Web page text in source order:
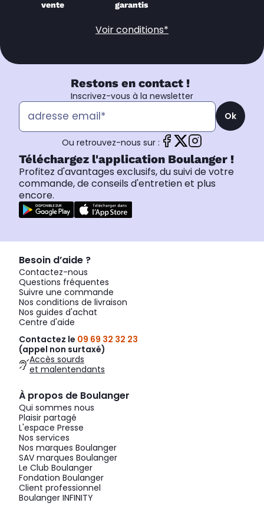
vente
garantis
Voir conditions*
Restons en contact !
Inscrivez-vous à la newsletter
Ok
Ou retrouvez-nous sur :
Téléchargez l'application Boulanger !
Profitez d'avantages exclusifs, du suivi de votre
commande, de conseils d'entretien et plus
encore.
Besoin d’aide ?
Contactez-nous
Questions fréquentes
Suivre une commande
Nos conditions de livraison
Nos guides d'achat
Centre d'aide
Contactez le 09 69 32 32 23
(appel non surtaxé)
Accès sourds
et malentendants
À propos de Boulanger
Qui sommes nous
Plaisir partagé
L'espace Presse
Nos services
Nos marques Boulanger
SAV marques Boulanger
Le Club Boulanger
Fondation Boulanger
Client professionnel
Boulanger INFINITY